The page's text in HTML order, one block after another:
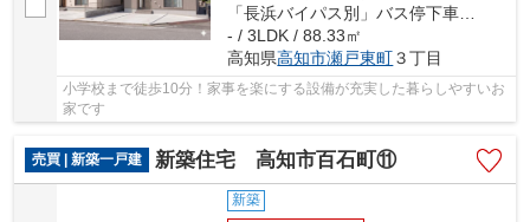
- / 3LDK / 88.33㎡
高知県高知市瀬戸東町３丁目
小学校まで徒歩10分！家事を楽にする設備が充実した暮らしやすいお
家です
売買 | 新築一戸建 新築住宅 高知市百石町⑪
新築